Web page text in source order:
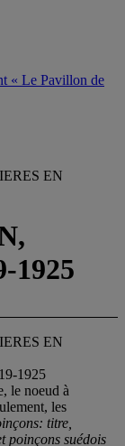
« Le Pavillon de
EN
1925
EN
1925
le noeud à
les
titre,
poinçons suédois